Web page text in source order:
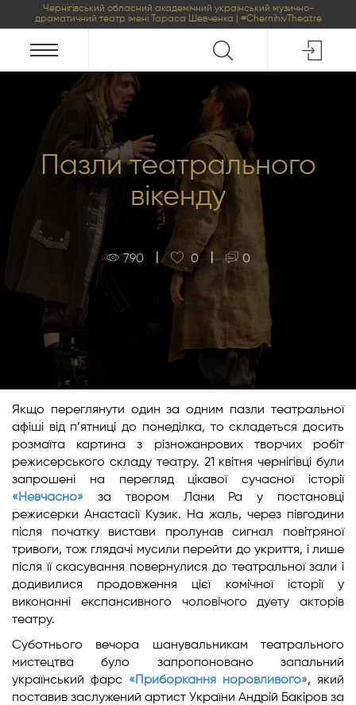
Чернігівський обласний академічний український музично-
драматичний театр імені Тараса Шевченка | #ChernihivTheatre
Пазли театрального
вікенду
790 0 | 0
Якщо переглянути один за одним пазли театральної
афіші від п’ятниці до понеділка, то складеться досить
розмаїта картина з різножанрових творчих робіт
режисерського складу театру. 21 квітня чернігівці були
запрошені на перегляд цікавої сучасної історії
«Невчасно» за твором Лани Ра у постановці
режисерки Анастасії Кузик. На жаль, через півгодини
після початку вистави пролунав сигнал повітряної
тривоги, тож глядачі мусили перейти до укриття, і лише
після її скасування повернулися до театральної зали і
додивилися продовження цієї комічної історії у
виконанні експансивного чоловічого дуету акторів
театру.
Суботнього вечора шанувальникам театрального
мистецтва було запропоновано запальний
український фарс «Приборкання норовливого», який
поставив заслужений артист України Андрій Бакіров за